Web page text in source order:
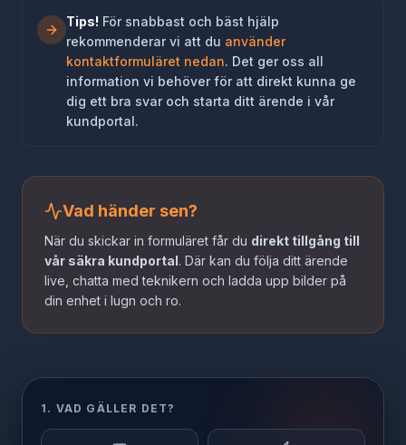
Tips! För snabbast och bäst hjälp
rekommenderar vi att du använder
kontaktformuläret nedan. Det ger oss all
information vi behöver för att direkt kunna ge
dig ett bra svar och starta ditt ärende i vår
kundportal.
Vad händer sen?
När du skickar in formuläret får du direkt tillgång till
vår säkra kundportal. Där kan du följa ditt ärende
live, chatta med teknikern och ladda upp bilder på
din enhet i lugn och ro.
1. VAD GÄLLER DET?